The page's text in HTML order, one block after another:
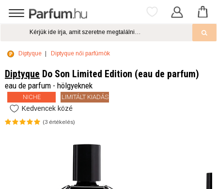
Diptyque Diptyque női parfümök
Diptyque Do Son Limited Edition (eau de parfum)
eau de parfum - hölgyeknek
NICHE LIMITÁLT KIADÁS
Kedvencek közé
(3 értékelés)